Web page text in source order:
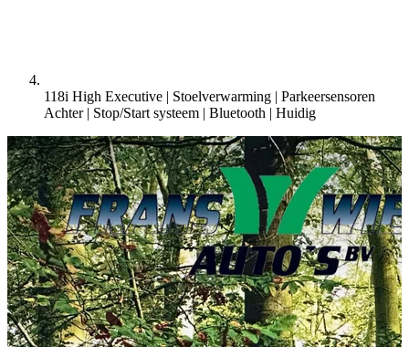
118i High Executive | Stoelverwarming | Parkeersensoren
Achter | Stop/Start systeem | Bluetooth | Huidig